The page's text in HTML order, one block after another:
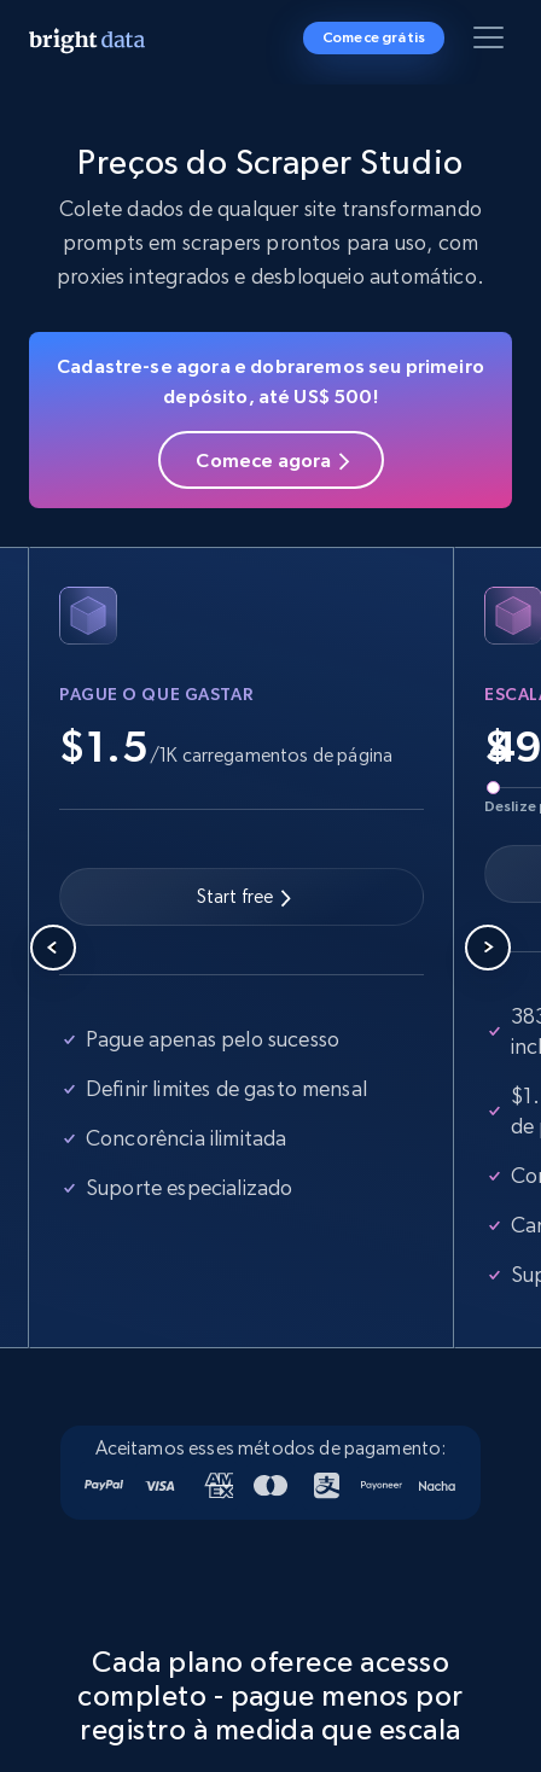
Comece grátis
Preços do Scraper Studio
Colete dados de qualquer site transformando
prompts em scrapers prontos para uso, com
proxies integrados e desbloqueio automático.
Cadastre-se agora e dobraremos seu primeiro
depósito, até US$ 500!
Comece agora
PAGUE O QUE GASTAR
$1.5 /1K carregamentos de página
Start free
Pague apenas pelo sucesso
Definir limites de gasto mensal
Concorência ilimitada
Suporte especializado
$
Deslize
de
Aceitamos esses métodos de pagamento:
Cada plano oferece acesso
completo - pague menos por
registro à medida que escala